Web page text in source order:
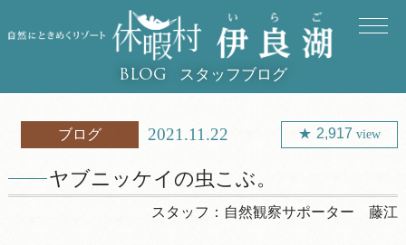
BLOG スタッフブログ
ブログ 2021.11.22 2,917view
ヤブニッケイの虫こぶ。
スタッフ： 自然観察サポーター 藤江